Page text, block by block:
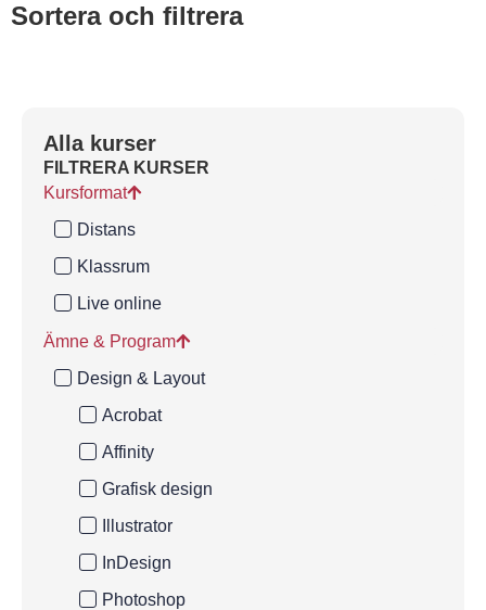
Sortera och filtrera
Alla kurser
FILTRERA KURSER
Kursformat
Distans
Klassrum
Live online
Ämne & Program
Design & Layout
Acrobat
Affinity
Grafisk design
Illustrator
InDesign
Photoshop